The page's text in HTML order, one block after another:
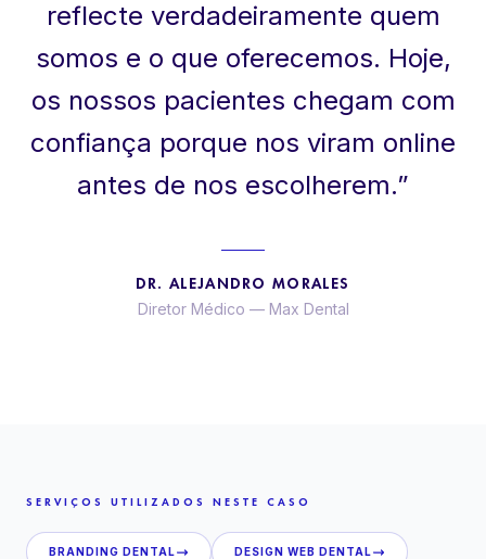
reflecte verdadeiramente quem
somos e o que oferecemos. Hoje,
os nossos pacientes chegam com
confiança porque nos viram online
antes de nos escolherem.”
DR. ALEJANDRO MORALES
Diretor Médico — Max Dental
SERVIÇOS UTILIZADOS NESTE CASO
BRANDING DENTAL DESIGN WEB DENTAL